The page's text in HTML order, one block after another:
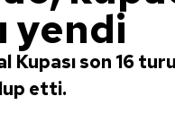
yendi
son 16
etti.